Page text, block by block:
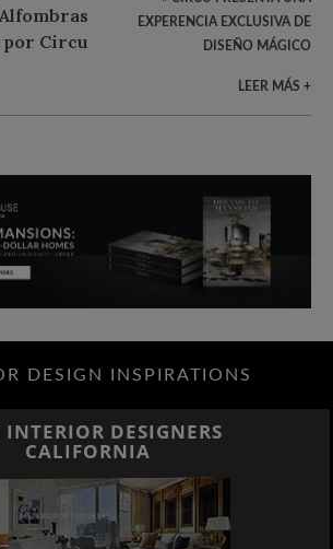
EXPERENCIA EXCLUSIVA DE
DISEÑO MÁGICO
LEER MÁS +
DESIGN INSPIRATIONS
INTERIOR DESIGNERS
CALIFORNIA